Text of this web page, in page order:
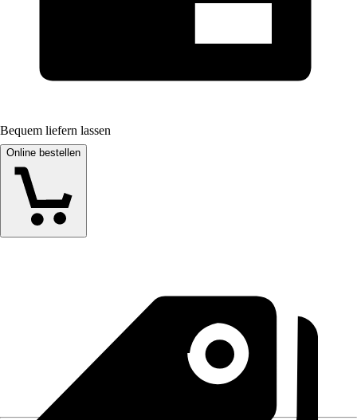
Bequem liefern lassen
Online bestellen